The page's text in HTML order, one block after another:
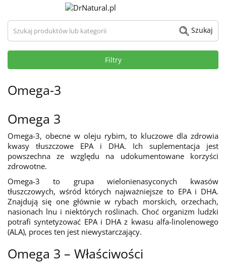
Szukaj produktów lub kategorii Szukaj
Filtry
Omega-3
Omega 3
Omega-3, obecne w oleju rybim, to kluczowe dla zdrowia
kwasy tłuszczowe EPA i DHA. Ich suplementacja jest
powszechna ze względu na udokumentowane korzyści
zdrowotne.
Omega-3 to grupa wielonienasyconych kwasów
tłuszczowych, wśród których najważniejsze to EPA i DHA.
Znajdują się one głównie w rybach morskich, orzechach,
nasionach lnu i niektórych roślinach. Choć organizm ludzki
potrafi syntetyzować EPA i DHA z kwasu alfa-linolenowego
(ALA), proces ten jest niewystarczający.
Omega 3 – Właściwości